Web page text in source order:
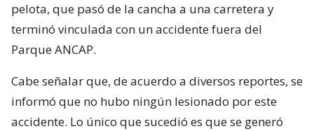
pelota, que pasó de la cancha a una carretera y
terminó vinculada con un accidente fuera del
Parque ANCAP.
Cabe señalar que, de acuerdo a diversos reportes, se
informó que no hubo ningún lesionado por este
accidente. Lo único que sucedió es que se generó